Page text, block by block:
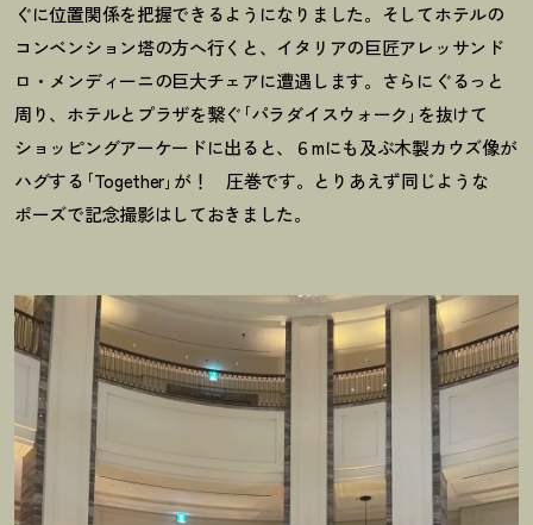
ぐに位置関係を把握できるようになりました。そしてホテルの
コンベンション塔の方へ行くと、イタリアの巨匠アレッサンド
ロ・メンディーニの巨大チェアに遭遇します。さらにぐるっと
周り、ホテルとプラザを繋ぐ｢パラダイスウォーク｣を抜けて
ショッピングアーケードに出ると、６mにも及ぶ木製カウズ像が
ハグする｢Together｣が ！
圧巻です。とりあえず同じような
ポーズで記念撮影はしておきました。